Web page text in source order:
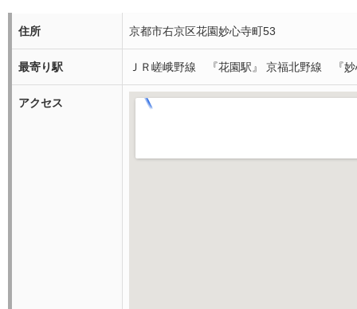
住所 京都市右京区花園妙心寺町53
最寄り駅 ＪＲ嵯峨野線 『花園駅』 京福北野線 『妙
アクセス